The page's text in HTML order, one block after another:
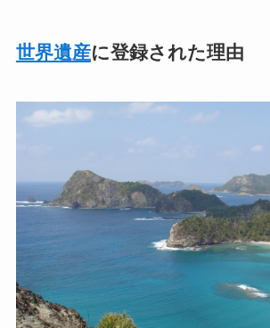
世界遺産に登録された理由